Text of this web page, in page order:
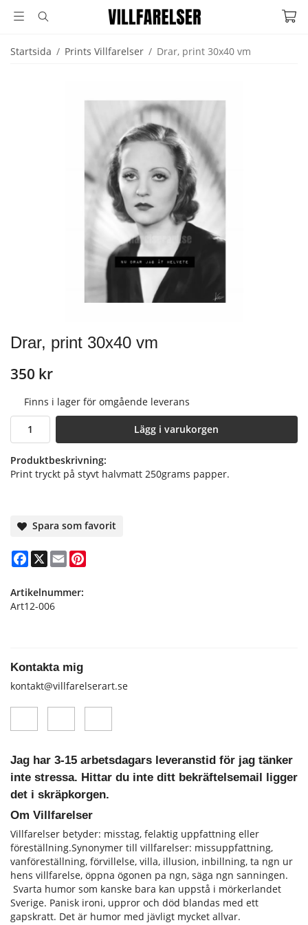
Startsida / Prints Villfarelser / Drar, print 30x40 vm
Drar, print 30x40 vm
350 kr
Finns i lager för omgående leverans
Lägg i varukorgen
Produktbeskrivning:
Print tryckt på styvt halvmatt 250grams papper.
Spara som favorit
Facebook
X Email
Artikelnummer:
Art12-006
Kontakta mig
kontakt@villfarelserart.se
Jag har 3-15 arbetsdagars leveranstid för jag tänker
inte stressa. Hittar du inte ditt bekräftelsemail ligger
det i skräpkorgen.
Om Villfarelser
Villfarelser betyder: misstag, felaktig uppfattning eller
föreställning.Synonymer till villfarelser: missuppfattning,
vanföreställning, förvillelse, villa, illusion, inbillning, ta ngn ur
hens vill­farelse, öppna ögonen pa ngn, säga ngn sanningen.
Svarta humor som kanske bara kan uppstå i mörkerlandet
Sverige. Panisk ironi, uppror och död blandas med ett
gapskratt. Det är humor med jävligt mycket allvar.